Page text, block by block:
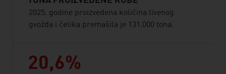
2025. godine proizvedena količina livenog
gvožđa i čelika premašila je 131.000 tona.
20,6%